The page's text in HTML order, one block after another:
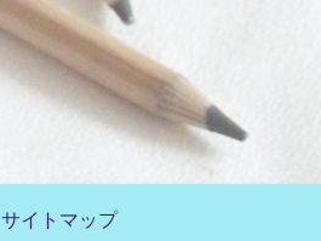
サイトマップ